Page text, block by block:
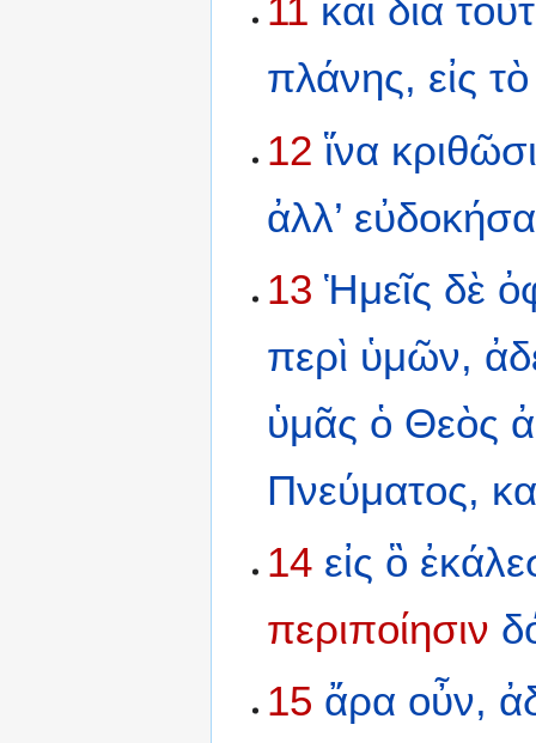
11 καὶ διὰ
πλάνης, εἰς τὸ
12 ἵνα
ἀλλ’
13 Ἡμεῖς δὲ
περὶ ὑμῶν,
ὑμᾶς ὁ Θεὸς
Πνεύματος,
14 εἰς ὃ
περιποίησιν
15 ἄρα οὖν,